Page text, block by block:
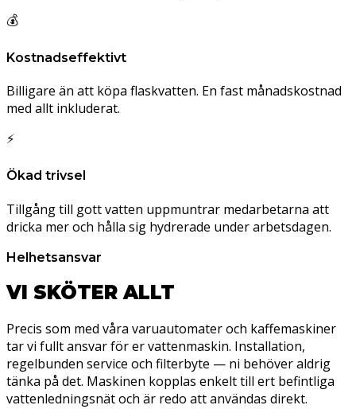
💰
Kostnadseffektivt
Billigare än att köpa flaskvatten. En fast månadskostnad
med allt inkluderat.
⚡
Ökad trivsel
Tillgång till gott vatten uppmuntrar medarbetarna att
dricka mer och hålla sig hydrerade under arbetsdagen.
Helhetsansvar
VI SKÖTER ALLT
Precis som med våra varuautomater och kaffemaskiner
tar vi fullt ansvar för er vattenmaskin. Installation,
regelbunden service och filterbyte — ni behöver aldrig
tänka på det. Maskinen kopplas enkelt till ert befintliga
vattenledningsnät och är redo att användas direkt.